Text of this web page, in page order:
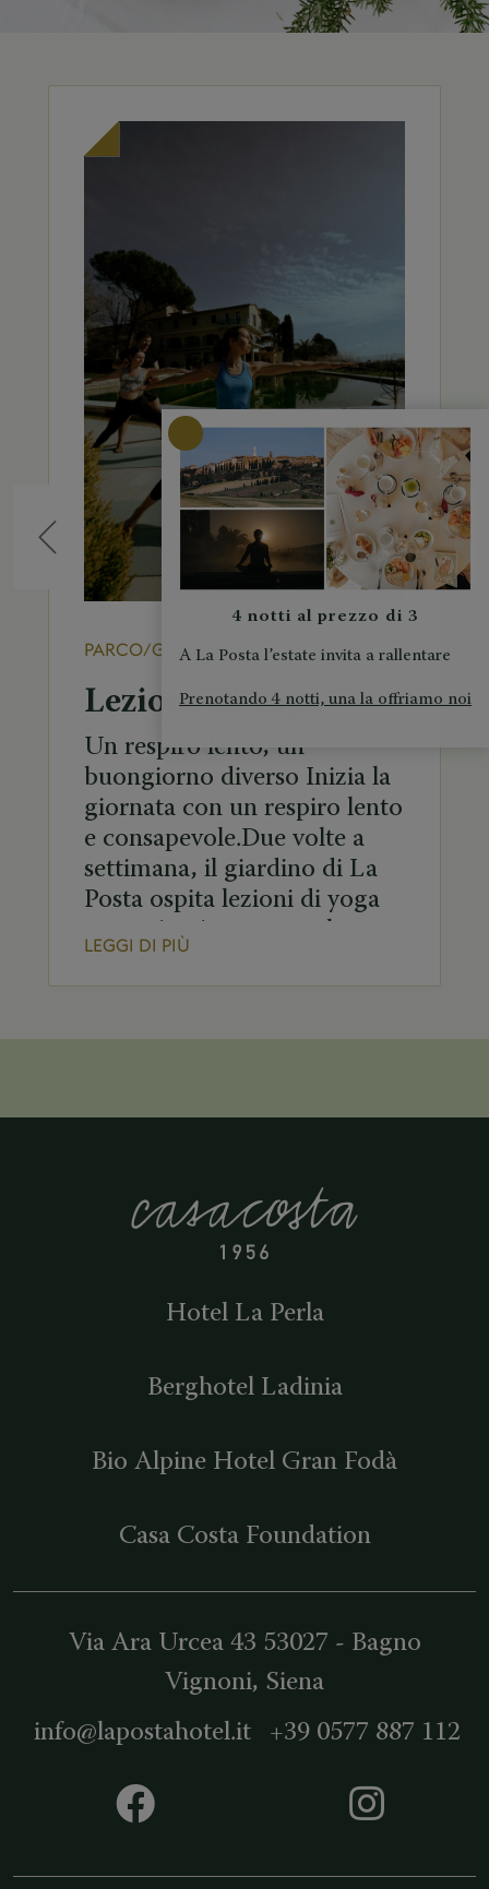
Precedente
PARCO/GIARDINO
Lezione di Yoga
Un respiro lento, un
buongiorno diverso Inizia la
giornata con un respiro lento
e consapevole.Due volte a
settimana, il giardino di La
Posta ospita lezioni di yoga
mattutino immerse nel
rilassare il corpo e calmare la
LEGGI DI PIÙ
Hotel La Perla
Berghotel Ladinia
Bio Alpine Hotel Gran Fodà
Casa Costa Foundation
Via Ara Urcea 43 53027 - Bagno
Vignoni, Siena
info@lapostahotel.it
+39 0577 887 112
4 notti al prezzo di 3
A La Posta l’estate invita a rallentare
Prenotando 4 notti, una la offriamo noi